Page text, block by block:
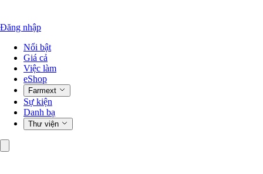
Đăng nhập
Nổi bật
Giá cả
Việc làm
eShop
Farmext
Sự kiện
Danh bạ
Thư viện